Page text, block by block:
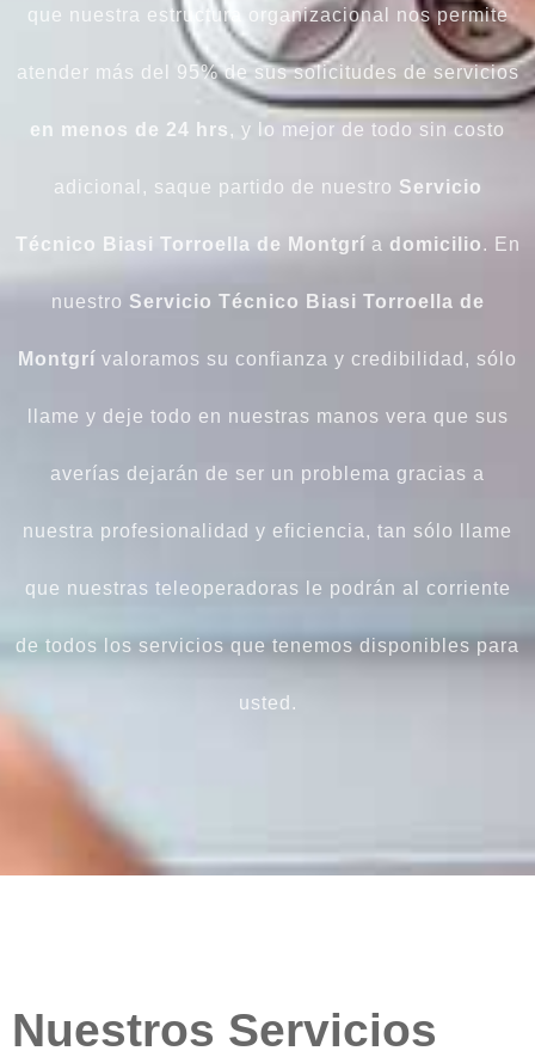
que nuestra estructura organizacional nos permite
atender más del 95% de sus solicitudes de servicios
en menos de 24 hrs , y lo mejor de todo sin costo
adicional, saque partido de nuestro Servicio
Técnico Biasi Torroella de Montgrí a domicilio. En
nuestro Servicio Técnico Biasi Torroella de
Montgrí valoramos su confianza y credibilidad, sólo
llame y deje todo en nuestras manos vera que sus
averías dejarán de ser un problema gracias a
nuestra profesionalidad y eficiencia, tan sólo llame
que nuestras teleoperadoras le podrán al corriente
de todos los servicios que tenemos disponibles para
usted.
Nuestros Servicios